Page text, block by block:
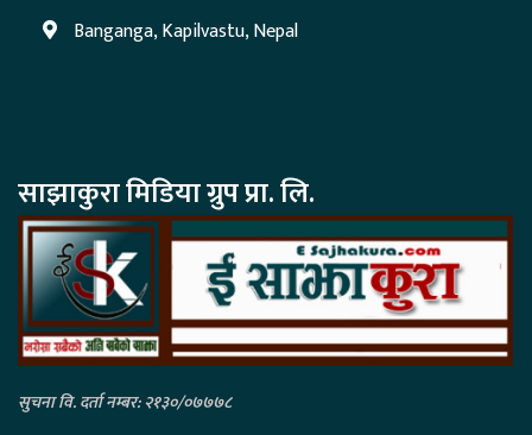
Banganga, Kapilvastu, Nepal
साझाकुरा मिडिया ग्रुप प्रा. लि.
सुचना वि. दर्ता नम्बर: २१३०/०७७७८